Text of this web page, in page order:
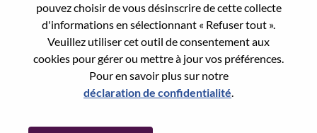
pouvez choisir de vous désinscrire de cette collecte
d'informations en sélectionnant « Refuser tout ».
Veuillez utiliser cet outil de consentement aux
cookies pour gérer ou mettre à jour vos préférences.
Pour en savoir plus sur notre
déclaration de confidentialité.
Reset password with your e-mail
E-mail*
Continue